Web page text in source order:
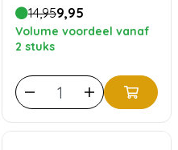
14,959,95
Volume voordeel vanaf
2 stuks